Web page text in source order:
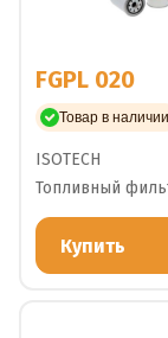
FGPL 020
Товар в наличии
ISOTECH
Топливный
Купить